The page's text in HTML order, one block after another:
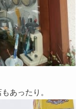
あったり。